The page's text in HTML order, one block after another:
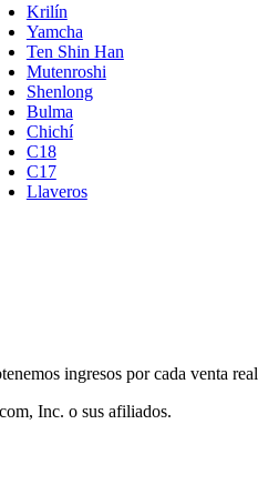
Krilín
Yamcha
Ten Shin Han
Mutenroshi
Shenlong
Bulma
Chichí
C18
C17
Llaveros
ingresos por cada venta
Inc. o sus afiliados.